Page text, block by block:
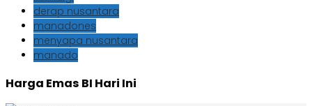
derap nusantara
manadones
menyapa nusantara
manado
Harga Emas BI Hari Ini